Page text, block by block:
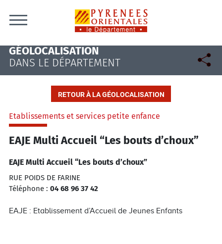
GÉOLOCALISATION
DANS LE DÉPARTEMENT
RETOUR À LA GÉOLOCALISATION
Etablissements et services petite enfance
EAJE Multi Accueil “Les bouts d’choux”
EAJE Multi Accueil “Les bouts d’choux”
RUE POIDS DE FARINE
Téléphone : 04 68 96 37 42
EAJE : Etablissement d’Accueil de Jeunes Enfants